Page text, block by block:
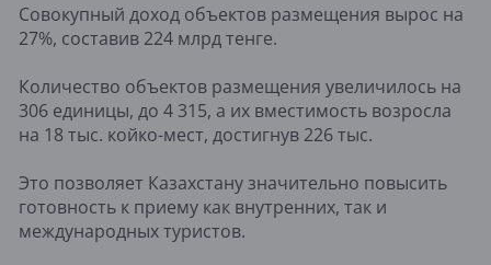
Совокупный доход объектов размещения вырос на
27%, составив 224 млрд тенге.
Количество объектов размещения увеличилось на
306 единицы, до 4 315, а их вместимость возросла
на 18 тыс. койко-мест, достигнув 226 тыс.
Это позволяет Казахстану значительно повысить
готовность к приему как внутренних, так и
международных туристов.